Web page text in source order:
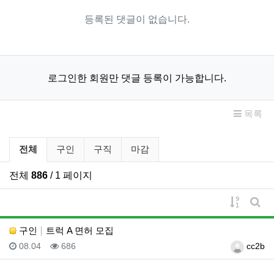
등록된 댓글이 없습니다.
로그인한 회원만 댓글 등록이 가능합니다.
목록
구인/구직 분류 목록
전체 구인 구직 마감
전체 886 / 1 페이지
게시물
게
구인
트럭 A 면허 모집
등록자cc2b
등록일
08.04 조회
686